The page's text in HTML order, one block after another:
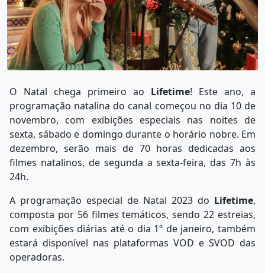
O Natal chega primeiro ao Lifetime! Este ano, a
programação natalina do canal começou no dia 10 de
novembro, com exibições especiais nas noites de
sexta, sábado e domingo durante o horário nobre. Em
dezembro, serão mais de 70 horas dedicadas aos
filmes natalinos, de segunda a sexta-feira, das 7h às
24h.
A programação especial de Natal 2023 do Lifetime,
composta por 56 filmes temáticos, sendo 22 estreias,
com exibições diárias até o dia 1º de janeiro, também
estará disponível nas plataformas VOD e SVOD das
operadoras.